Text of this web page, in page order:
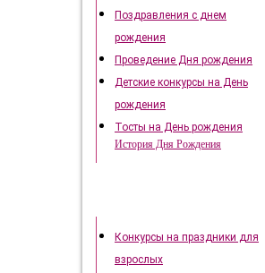
Поздравления с днем
рождения
Проведение Дня рождения
Детские конкурсы на День
рождения
Тосты на День рождения
История Дня Рождения
Конкурсы на праздники для
взрослых